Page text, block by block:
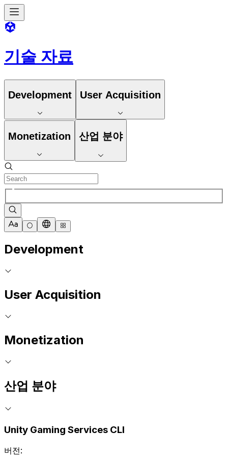
기술 자료
Development User Acquisition
Monetization 산업 분야
Development
User Acquisition
Monetization
산업 분야
Unity Gaming Services CLI
버전: